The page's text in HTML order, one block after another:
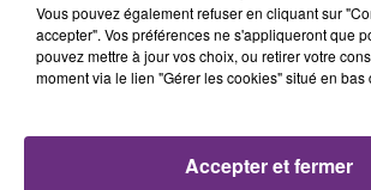
Vous pouvez également refuser en cliquant sur
accepter". Vos préférences ne s'appliqueront que
pouvez mettre à jour vos choix, ou retirer votre
moment via le lien "Gérer les cookies" situé en bas
Accepter et fermer